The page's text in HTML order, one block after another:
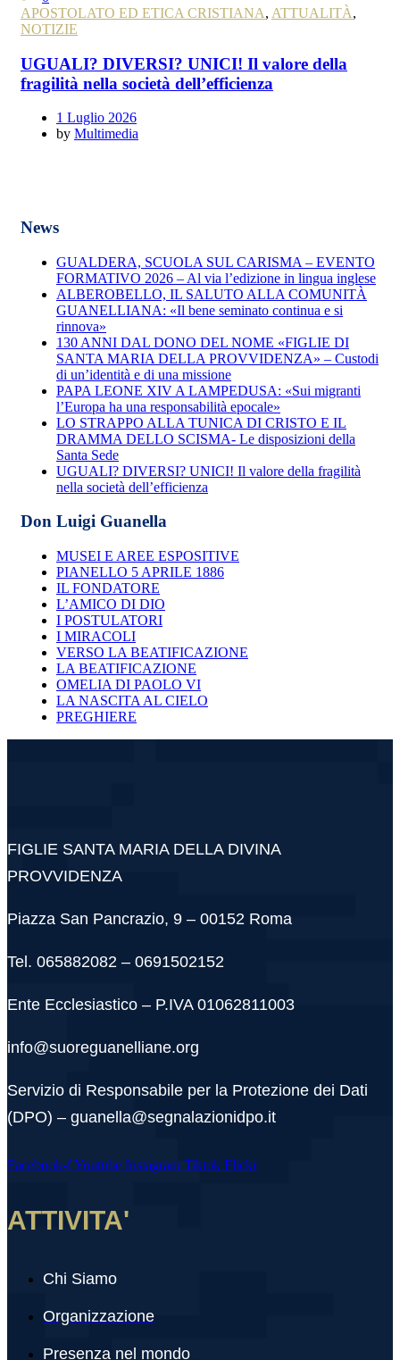
APOSTOLATO ED ETICA CRISTIANA, ATTUALITÀ,
NOTIZIE
UGUALI? DIVERSI? UNICI! Il valore della
fragilità nella società dell’efficienza
1 Luglio 2026
by Multimedia
News
GUALDERA, SCUOLA SUL CARISMA – EVENTO
FORMATIVO 2026 – Al via l’edizione in lingua inglese
ALBEROBELLO, IL SALUTO ALLA COMUNITÀ
GUANELLIANA: «Il bene seminato continua e si
rinnova»
130 ANNI DAL DONO DEL NOME «FIGLIE DI
SANTA MARIA DELLA PROVVIDENZA» – Custodi
di un’identità e di una missione
PAPA LEONE XIV A LAMPEDUSA: «Sui migranti
l’Europa ha una responsabilità epocale»
LO STRAPPO ALLA TUNICA DI CRISTO E IL
DRAMMA DELLO SCISMA- Le disposizioni della
Santa Sede
UGUALI? DIVERSI? UNICI! Il valore della fragilità
nella società dell’efficienza
Don Luigi Guanella
MUSEI E AREE ESPOSITIVE
PIANELLO 5 APRILE 1886
IL FONDATORE
L’AMICO DI DIO
I POSTULATORI
I MIRACOLI
VERSO LA BEATIFICAZIONE
LA BEATIFICAZIONE
OMELIA DI PAOLO VI
LA NASCITA AL CIELO
PREGHIERE
FIGLIE SANTA MARIA DELLA DIVINA
PROVVIDENZA
Piazza San Pancrazio, 9 – 00152 Roma
Tel. 065882082 – 0691502152
Ente Ecclesiastico – P.IVA 01062811003
info@suoreguanelliane.org
Servizio di Responsabile per la Protezione dei Dati
(DPO) – guanella@segnalazionidpo.it
Facebook-fYoutube Instagram Tiktok Flickr
ATTIVITA'
Chi Siamo
Organizzazione
Presenza nel mondo